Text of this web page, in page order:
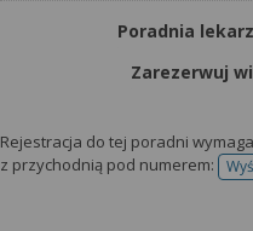
Poradnia
Zarezerwuj
Rejestracja do tej poradni
z przychodnią pod numerem: